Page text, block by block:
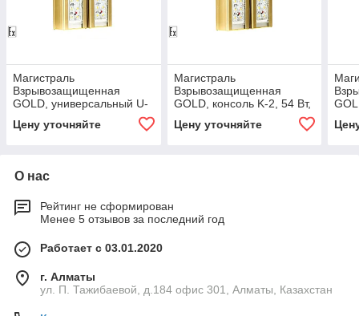
Магистраль
Взрывозащищенная
GOLD, универсальный U-
светодиодный светильник
Цену уточняйте
Магистраль
Взрывозащищенная
GOLD, консоль K-2, 54 Вт,
30X120°, светодиодный
светильник
Цену уточняйте
О нас
Рейтинг не сформирован
Менее 5 отзывов за последний год
Работает с 03.01.2020
г. Алматы
ул. П. Тажибаевой, д.184 офис 301, Алматы, Казахстан